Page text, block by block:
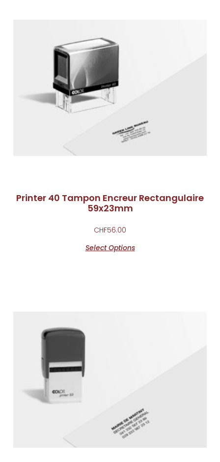
Printer 40 Tampon Encreur Rectangulaire
59x23mm
CHF56.00
Select Options